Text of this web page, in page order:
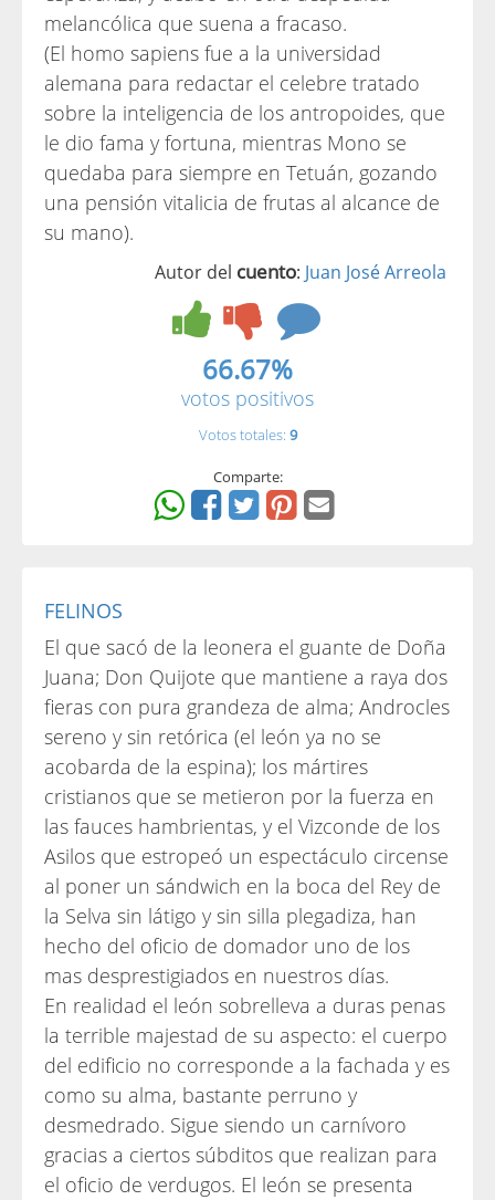
melancólica que suena a fracaso.
(El homo sapiens fue a la universidad
alemana para redactar el celebre tratado
sobre la inteligencia de los antropoides, que
le dio fama y fortuna, mientras Mono se
quedaba para siempre en Tetuán, gozando
una pensión vitalicia de frutas al alcance de
su mano).
Autor del cuento: Juan José Arreola
66.67%
votos positivos
Votos totales: 9
Comparte:
FELINOS
El que sacó de la leonera el guante de Doña
Juana; Don Quijote que mantiene a raya dos
fieras con pura grandeza de alma; Androcles
sereno y sin retórica (el león ya no se
acobarda de la espina); los mártires
cristianos que se metieron por la fuerza en
las fauces hambrientas, y el Vizconde de los
Asilos que estropeó un espectáculo circense
al poner un sándwich en la boca del Rey de
la Selva sin látigo y sin silla plegadiza, han
hecho del oficio de domador uno de los
mas desprestigiados en nuestros días.
En realidad el león sobrelleva a duras penas
la terrible majestad de su aspecto: el cuerpo
del edificio no corresponde a la fachada y es
como su alma, bastante perruno y
desmedrado. Sigue siendo un carnívoro
gracias a ciertos súbditos que realizan para
el oficio de verdugos. El león se presenta